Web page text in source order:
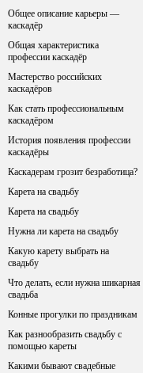
Общее описание карьеры —
каскадёр
Общая характеристика
профессии каскадёр
Мастерство российских
каскадёров
Как стать профессиональным
каскадёром
История появления профессии
каскадёры
Каскадерам грозит безработица?
Карета на свадьбу
Карета на свадьбу
Нужна ли карета на свадьбу
Какую карету выбрать на
свадьбу
Что делать, если нужна шикарная
свадьба
Конные прогулки по праздникам
Как разнообразить свадьбу с
помощью кареты
Какими бывают свадебные